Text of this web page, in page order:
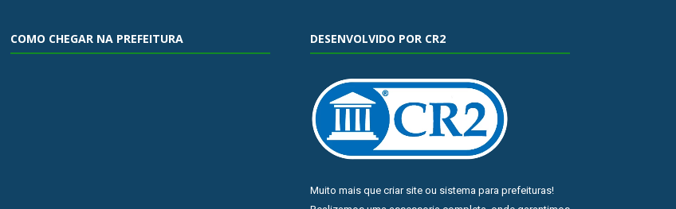
COMO CHEGAR NA PREFEITURA DESENVOLVIDO POR CR2
Muito mais que criar site ou sistema para prefeituras!